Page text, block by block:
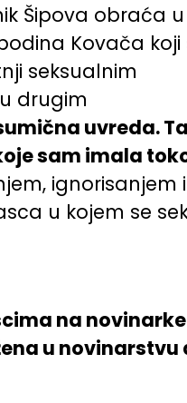
Šipova obraća u
Kovača koji
seksualnim
drugim
uvreda.
sam imala
ignorisanjem
u kojem se
na
u novinarstvu